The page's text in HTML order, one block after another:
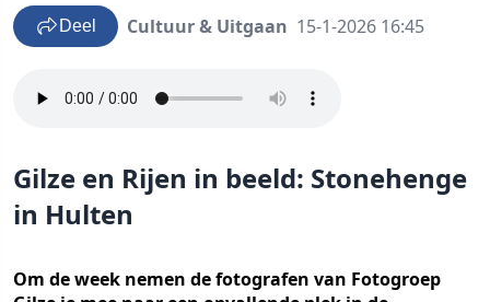
Deel Cultuur & Uitgaan 15-1-2026 16:45
Gilze en Rijen in beeld: Stonehenge
in Hulten
Om de week nemen de fotografen van Fotogroep